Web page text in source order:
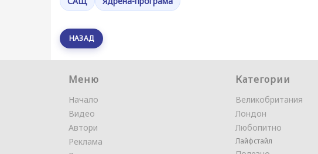
НАЗАД
Меню
Начало
Видео
Автори
Реклама
Категории
Великобритания
Лондон
Любопитно
Лайфстайл